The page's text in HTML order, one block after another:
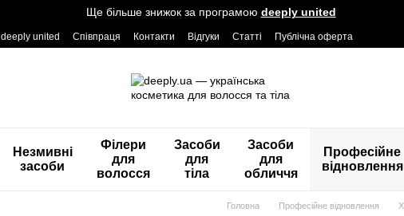
Ще більше знижок за програмою deeply united
deeply united Співпраця Контакти Відгуки Статті Публічна оферта
Незмивні
засоби
Філери
для
волосся
Засоби
для
тіла
Засоби
для
обличчя
Професійне
відновлення
Головна Професійне відновлення